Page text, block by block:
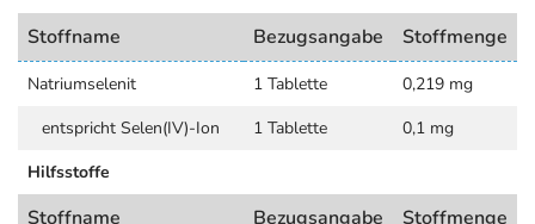
Stoffname Bezugsangabe Stoffmenge
Natriumselenit 1 Tablette
0,219 mg
entspricht Selen(IV)-Ion
1 Tablette
0,1 mg
Hilfsstoffe
Stoffname Bezugsangabe Stoffmenge